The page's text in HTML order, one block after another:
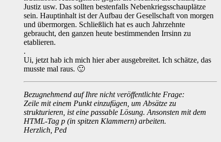
Justiz usw. Das sollten bestenfalls Nebenkriegsschauplätze
sein. Hauptinhalt ist der Aufbau der Gesellschaft von morgen
und übermorgen. Schließlich hat es auch Jahrzehnte
gebraucht, den ganzen heute bestimmenden Irrsinn zu
etablieren.
.
Ui, jetzt hab ich mich hier aber ausgebreitet. Ich schätze, das
musste mal raus. 🙂
Bezugnehmend auf Ihre nicht veröffentlichte Frage:
Zeile mit einem Punkt einzufügen, um Absätze zu
strukturieren, ist eine passable Lösung. Ansonsten mit dem
HTML-Tag p (in spitzen Klammern) arbeiten.
Herzlich, Ped